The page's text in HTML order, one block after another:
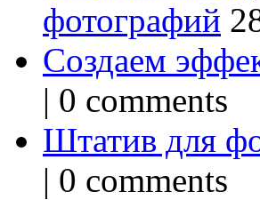
фотографий
Создаем
| 0 comments
Штатив для
| 0 comments